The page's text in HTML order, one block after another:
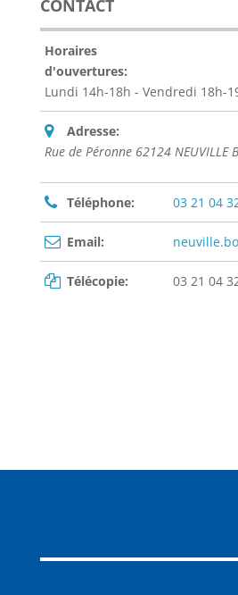
CONTACT
Horaires
d'ouvertures:
Lundi 14h-18h - Vendredi 18h-
Adresse:
Rue de Péronne 62124 NEUVILLE
Téléphone: 03 21 04
Email:
Télécopie: 03 21 04